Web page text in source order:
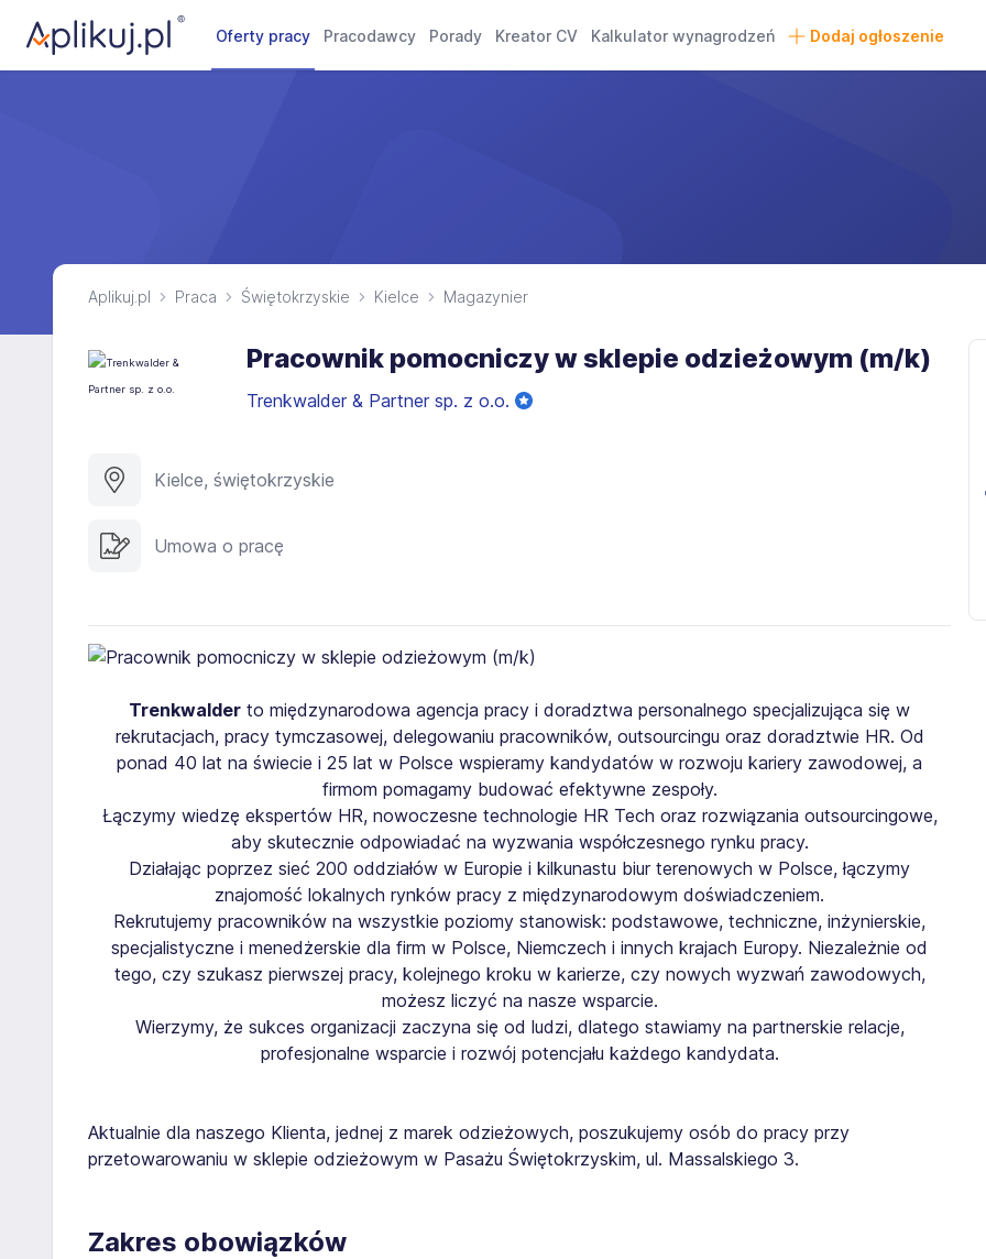
Oferty pracy Pracodawcy Porady Kreator CV Kalkulator wynagrodzeń Dodaj ogłoszenie
Aplikuj.pl Praca Świętokrzyskie Kielce Magazynier
Pracownik pomocniczy w sklepie odzieżowym (m/k)
Trenkwalder & Partner sp. z o.o.
Kielce, świętokrzyskie
Umowa o pracę
Trenkwalder to międzynarodowa agencja pracy i doradztwa personalnego specjalizująca się w
rekrutacjach, pracy tymczasowej, delegowaniu pracowników, outsourcingu oraz doradztwie HR. Od
ponad 40 lat na świecie i 25 lat w Polsce wspieramy kandydatów w rozwoju kariery zawodowej, a
firmom pomagamy budować efektywne zespoły.
Łączymy wiedzę ekspertów HR, nowoczesne technologie HR Tech oraz rozwiązania outsourcingowe,
aby skutecznie odpowiadać na wyzwania współczesnego rynku pracy.
Działając poprzez sieć 200 oddziałów w Europie i kilkunastu biur terenowych w Polsce, łączymy
znajomość lokalnych rynków pracy z międzynarodowym doświadczeniem.
Rekrutujemy pracowników na wszystkie poziomy stanowisk: podstawowe, techniczne, inżynierskie,
specjalistyczne i menedżerskie dla firm w Polsce, Niemczech i innych krajach Europy. Niezależnie od
tego, czy szukasz pierwszej pracy, kolejnego kroku w karierze, czy nowych wyzwań zawodowych,
możesz liczyć na nasze wsparcie.
Wierzymy, że sukces organizacji zaczyna się od ludzi, dlatego stawiamy na partnerskie relacje,
profesjonalne wsparcie i rozwój potencjału każdego kandydata.
Aktualnie dla naszego Klienta, jednej z marek odzieżowych, poszukujemy osób do pracy przy
przetowarowaniu w sklepie odzieżowym w Pasażu Świętokrzyskim, ul. Massalskiego 3.
Zakres obowiązków